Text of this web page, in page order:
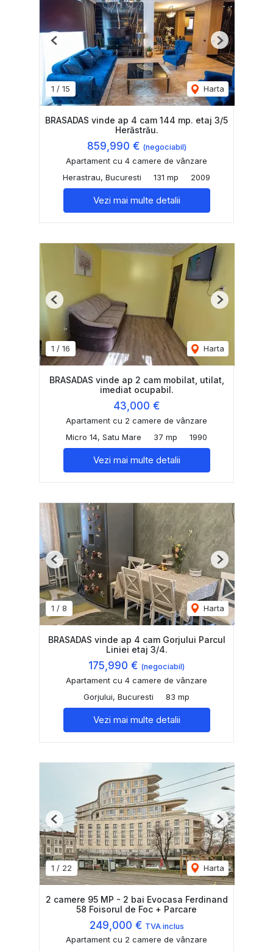
1 / 15 Harta
Previous Next
BRASADAS vinde ap 4 cam 144 mp. etaj 3/5
Herăstrău.
859,990 € (negociabil)
Apartament cu 4 camere de vânzare
Herastrau, Bucuresti
131 mp 2009
Vezi mai multe detalii
1 / 16 Harta
Previous Next
BRASADAS vinde ap 2 cam mobilat, utilat,
imediat ocupabil.
43,000 €
Apartament cu 2 camere de vânzare
Micro 14, Satu Mare
37 mp 1990
Vezi mai multe detalii
1 / 8 Harta
Previous Next
BRASADAS vinde ap 4 cam Gorjului Parcul
Liniei etaj 3/4.
175,990 € (negociabil)
Apartament cu 4 camere de vânzare
Gorjului, Bucuresti
83 mp
Vezi mai multe detalii
1 / 22 Harta
Previous Next
2 camere 95 MP - 2 bai Evocasa Ferdinand
58 Foisorul de Foc + Parcare
249,000 € TVA inclus
Apartament cu 2 camere de vânzare